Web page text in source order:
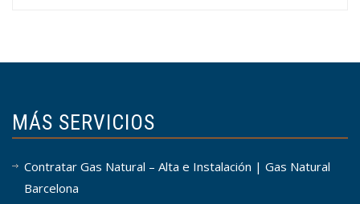
MÁS SERVICIOS
Contratar Gas Natural – Alta e Instalación | Gas Natural
Barcelona